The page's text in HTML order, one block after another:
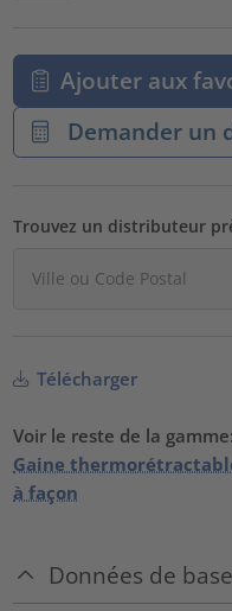
Ajouter aux
Demander un
Trouvez un distributeur
Télécharger
Voir le reste de la gamme:
Gaine
à façon
Données de base